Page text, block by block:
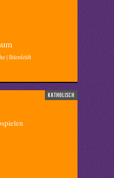
| Ihlenfeldt
katholisch